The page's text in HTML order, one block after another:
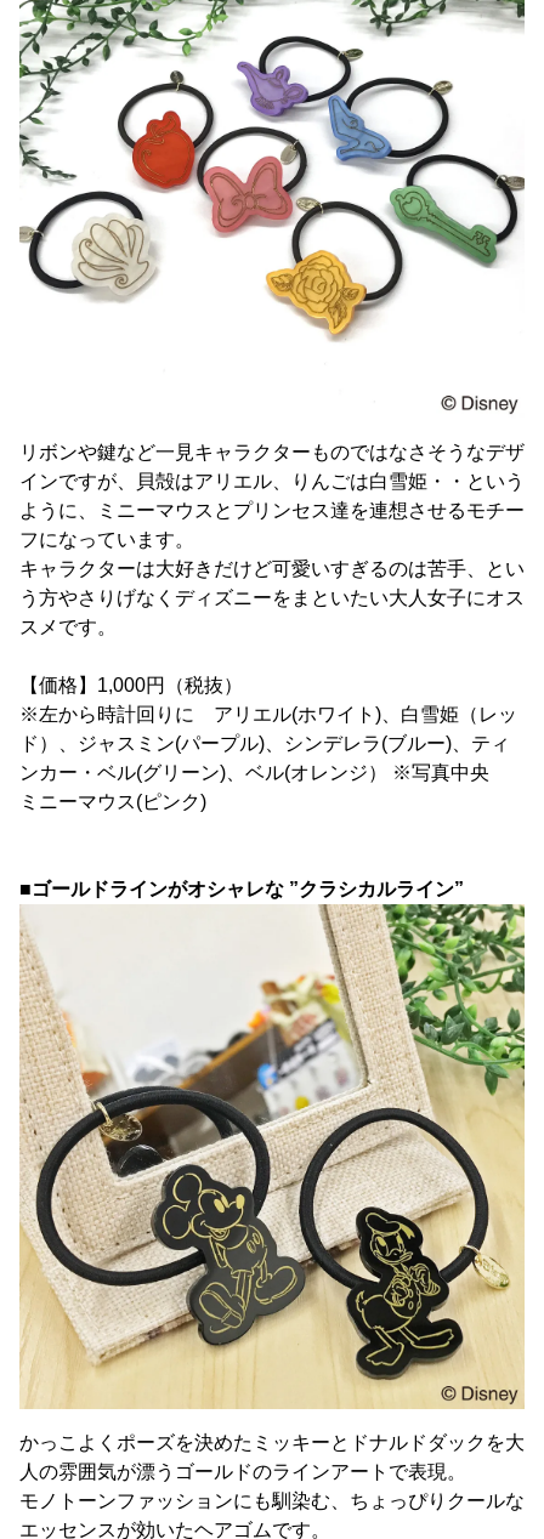
リボンや鍵など一見キャラクターものではなさそうなデザ
インですが、貝殻はアリエル、りんごは白雪姫・・という
ように、ミニーマウスとプリンセス達を連想させるモチー
フになっています。
キャラクターは大好きだけど可愛いすぎるのは苦手、とい
う方やさりげなくディズニーをまといたい大人女子にオス
スメです。
【価格】1,000円（税抜）
※左から時計回りに アリエル(ホワイト)、白雪姫（レッ
ド）、ジャスミン(パープル)、シンデレラ(ブルー)、ティ
ンカー・ベル(グリーン)、ベル(オレンジ） ※写真中央
ミニーマウス(ピンク)
■ゴールドラインがオシャレな ”クラシカルライン”
かっこよくポーズを決めたミッキーとドナルドダックを大
人の雰囲気が漂うゴールドのラインアートで表現。
モノトーンファッションにも馴染む、ちょっぴりクールな
エッセンスが効いたヘアゴムです。